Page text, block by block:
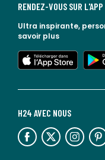
H24 AVEC NOUS
lien vers l'espace réseaux sociaux lien vers l'espace réseaux sociaux lien vers l'espace réseaux sociaux lien vers l'espace
RENDEZ-VOUS SUR L'APP
Ultra inspirante,
savoir plus
lien vers l'app store
lien vers google play